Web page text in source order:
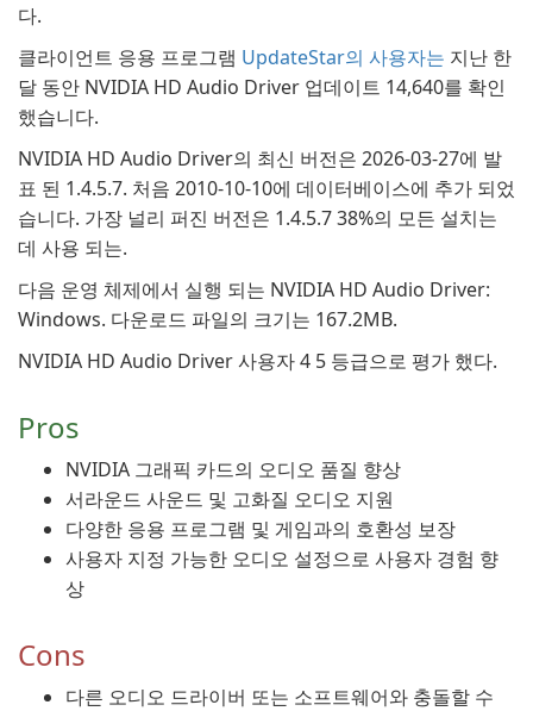
다.
클라이언트 응용 프로그램 UpdateStar의 사용자는 지난 한
달 동안 NVIDIA HD Audio Driver 업데이트 14,640를 확인
했습니다.
NVIDIA HD Audio Driver의 최신 버전은 2026-03-27에 발
표 된 1.4.5.7. 처음 2010-10-10에 데이터베이스에 추가 되었
습니다. 가장 널리 퍼진 버전은 1.4.5.7 38%의 모든 설치는
데 사용 되는.
다음 운영 체제에서 실행 되는 NVIDIA HD Audio Driver:
Windows. 다운로드 파일의 크기는 167.2MB.
NVIDIA HD Audio Driver 사용자 4 5 등급으로 평가 했다.
Pros
NVIDIA 그래픽 카드의 오디오 품질 향상
서라운드 사운드 및 고화질 오디오 지원
다양한 응용 프로그램 및 게임과의 호환성 보장
사용자 지정 가능한 오디오 설정으로 사용자 경험 향
상
Cons
다른 오디오 드라이버 또는 소프트웨어와 충돌할 수